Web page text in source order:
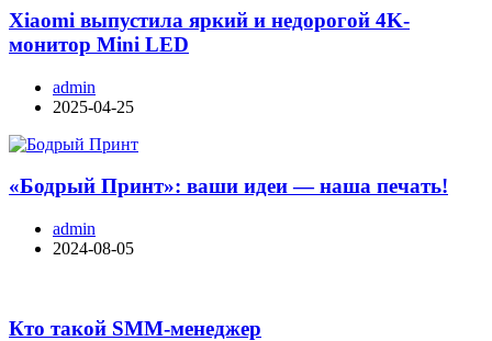
Xiaomi выпустила яркий и недорогой 4K-
монитор Mini LED
admin
2025-04-25
«Бодрый Принт»: ваши идеи — наша печать!
admin
2024-08-05
Кто такой SMM-менеджер